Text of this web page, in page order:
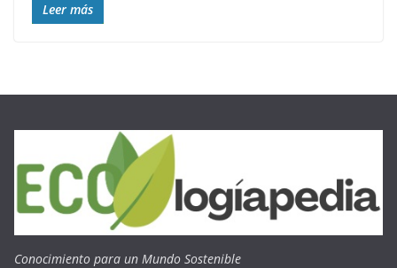
Leer más
Conocimiento para un Mundo Sostenible